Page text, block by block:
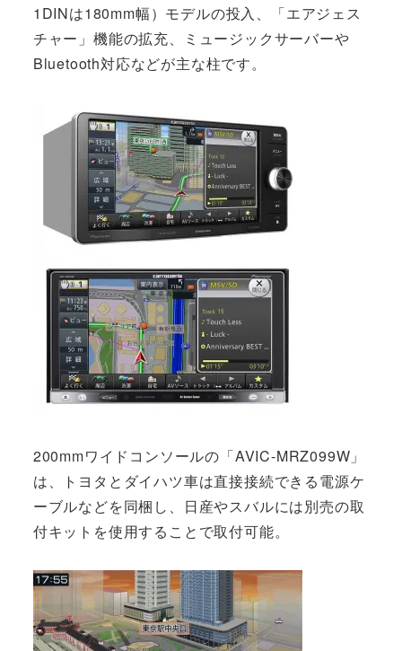
1DINは180mm幅）モデルの投入、「エアジェス
チャー」機能の拡充、ミュージックサーバーや
Bluetooth対応などが主な柱です。
200mmワイドコンソールの「AVIC-MRZ099W」
は、トヨタとダイハツ車は直接接続できる電源ケ
ーブルなどを同梱し、日産やスバルには別売の取
付キットを使用することで取付可能。